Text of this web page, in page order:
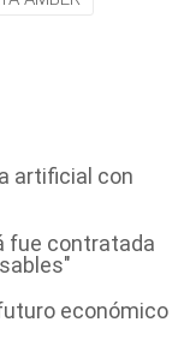
artificial con
fue contratada
económico